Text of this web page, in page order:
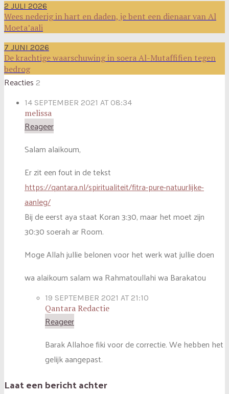
2 JULI 2026
Wees nederig in hart en daden, je bent een dienaar van Al
Moeta’aali
7 JUNI 2026
De krachtige waarschuwing in soera Al-Mutaffifien tegen
bedrog
Reacties 2
14 SEPTEMBER 2021 AT 08:34
melissa
Reageer
Salam alaikoum,
Er zit een fout in de tekst
https://qantara.nl/spiritualiteit/fitra-pure-natuurlijke-
aanleg/
Bij de eerst aya staat Koran 3:30, maar het moet zijn
30:30 soerah ar Room.
Moge Allah jullie belonen voor het werk wat jullie doen
wa alaikoum salam wa Rahmatoullahi wa Barakatou
19 SEPTEMBER 2021 AT 21:10
Qantara Redactie
Reageer
Barak Allahoe fiki voor de correctie. We hebben het
gelijk aangepast.
Laat een bericht achter